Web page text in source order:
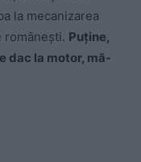
la mecanizarea
românești. Puține,
dac la motor, mă-